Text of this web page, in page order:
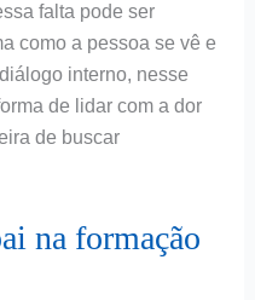
falta pode ser
como a pessoa se vê e
interno, nesse
de lidar com a dor
de buscar
na formação